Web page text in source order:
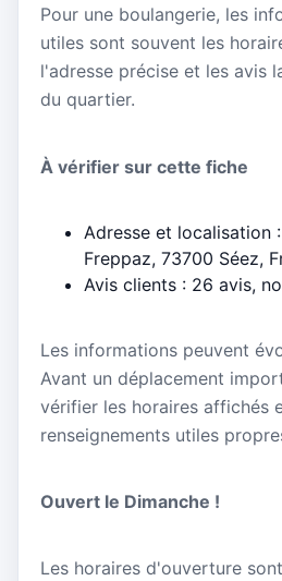
Pour une boulangerie, les
utiles sont souvent les
l'adresse précise et les avis
du quartier.
À vérifier sur cette fiche
Adresse et localisation
Freppaz, 73700 Séez,
Avis clients : 26 avis,
Les informations peuvent
Avant un déplacement
vérifier les horaires affichés
renseignements utiles
Ouvert le Dimanche !
Les horaires d'ouverture